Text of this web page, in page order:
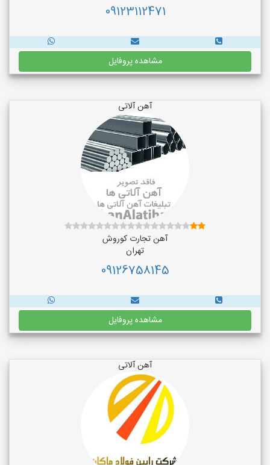
09123112471
مشاهده پروفایل
آهن آلاتی
آهن تجارت کوروش
تهران
09126758145
مشاهده پروفایل
آهن آلاتی